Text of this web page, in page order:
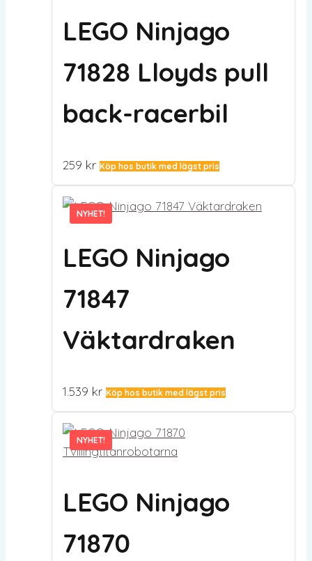
LEGO Ninjago
71828 Lloyds pull
back-racerbil
259 kr Köp hos butik med lägst pris
NYHET!
NYHET!
LEGO Ninjago
71847
Väktardraken
1.539 kr Köp hos butik med lägst pris
NYHET!
NYHET!
LEGO Ninjago
71870